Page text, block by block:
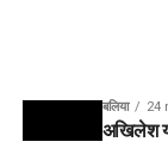
बलिया 24
अखिलेश